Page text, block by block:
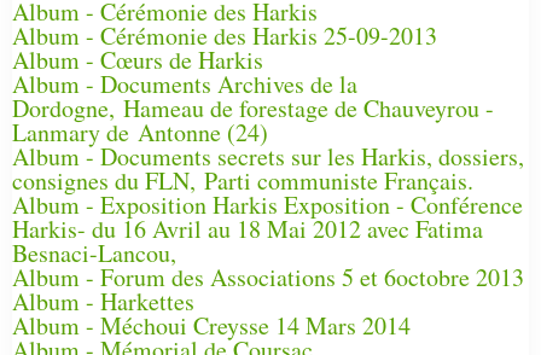
Album - Cérémonie des Harkis
Album - Cérémonie des Harkis 25-09-2013
Album - Cœurs de Harkis
Album - Documents Archives de la
Dordogne, Hameau de forestage de Chauveyrou -
Lanmary de Antonne (24)
Album - Documents secrets sur les Harkis, dossiers,
consignes du FLN, Parti communiste Français.
Album - Exposition Harkis Exposition - Conférence
Harkis- du 16 Avril au 18 Mai 2012 avec Fatima
Besnaci-Lancou,
Album - Forum des Associations 5 et 6octobre 2013
Album - Harkettes
Album - Méchoui Creysse 14 Mars 2014